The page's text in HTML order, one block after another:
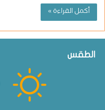
أكمل القراءة »
الطقس